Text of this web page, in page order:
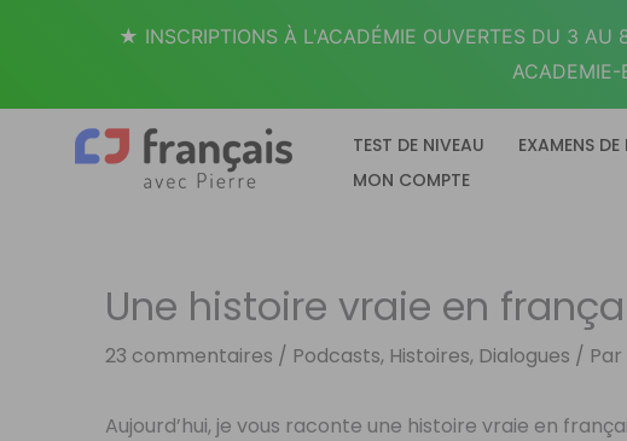
TEST DE NIVEAU EXAMENS
MON COMPTE
Une histoire vraie en
23 commentaires / Podcasts, Histoires, Dialogues / Par
Aujourd’hui, je vous raconte une histoire vraie en
★ INSCRIPTIONS À L'ACADÉMIE OUVERTES DU 3
ACADEMIE-